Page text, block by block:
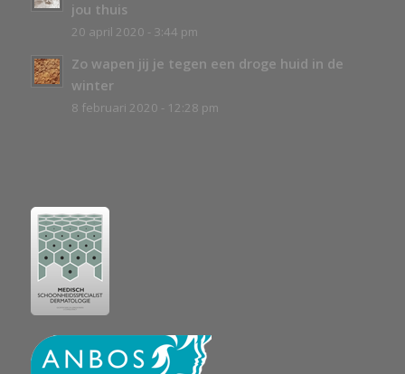
jou thuis
20 april 2020 - 3:44 pm
Zo wapen jij je tegen een droge huid in de
winter
8 februari 2020 - 12:28 pm